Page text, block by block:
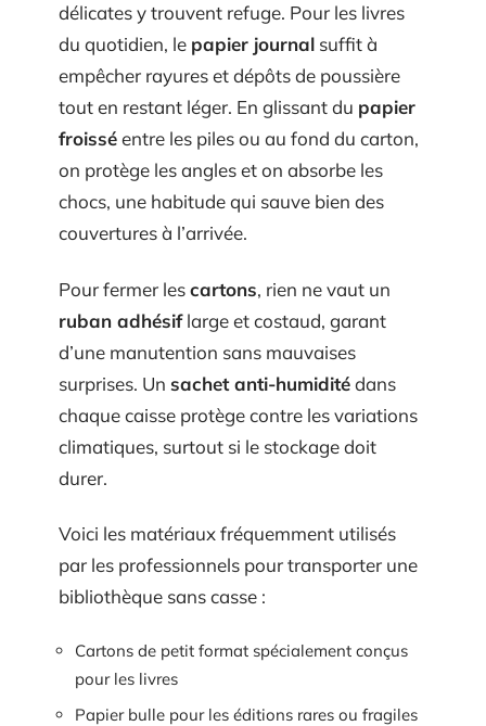
délicates y trouvent refuge. Pour les livres
du quotidien, le papier journal suffit à
empêcher rayures et dépôts de poussière
tout en restant léger. En glissant du papier
froisséentre les piles ou au fond du carton,
on protège les angles et on absorbe les
chocs, une habitude qui sauve bien des
couvertures à l’arrivée.
Pour fermer lescartons, rien ne vaut un
ruban adhésiflarge et costaud, garant
d’une manutention sans mauvaises
surprises. Un sachet anti-humiditédans
chaque caisse protège contre les variations
climatiques, surtout si le stockage doit
durer.
Voici les matériaux fréquemment utilisés
par les professionnels pour transporter une
bibliothèque sans casse :
Cartons de petit format spécialement conçus
pour les livres
Papier bulle pour les éditions rares ou fragiles